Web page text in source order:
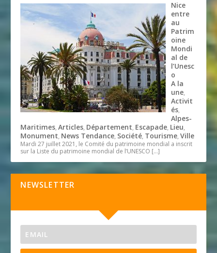
Nice
entre
au
Patrim
oine
Mondi
al de
l’Unesc
o
A la
une,
Activit
és,
Alpes-
Maritimes,Articles, Département, Escapade, Lieu,
Monument, News Tendance, Société, Tourisme,Ville
Mardi 27 juillet 2021, le Comité du patrimoine mondial a inscrit
sur la Liste du patrimoine mondial de l’UNESCO […]
NEWSLETTER